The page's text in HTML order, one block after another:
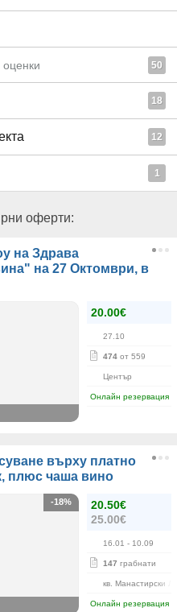
оценки 50
18
12
1
оферти:
на Здрава
на 27 Октомври, в
20.00€
27.10
474 от 559
Център
Онлайн резервация
върху платно
плюс чаша вино
20.50€
25.00€
16.01 - 10.09
147 грабнати
кв. Манастирски
Онлайн резервация
-18%